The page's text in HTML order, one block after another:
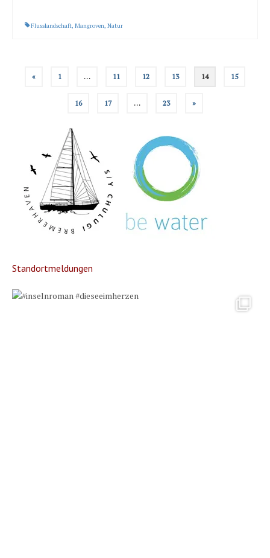
Flusslandschaft, Mangroven, Natur
« 1 … 11 12 13 14 15
16 17 … 23 »
Standortmeldungen